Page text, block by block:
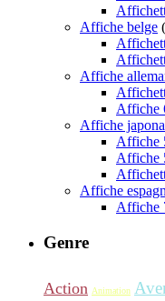
Affiche belge
Affiche
Affiche
Affiche
Affiche
Affiche
Affiche
Affiche
Genre
Action Animation